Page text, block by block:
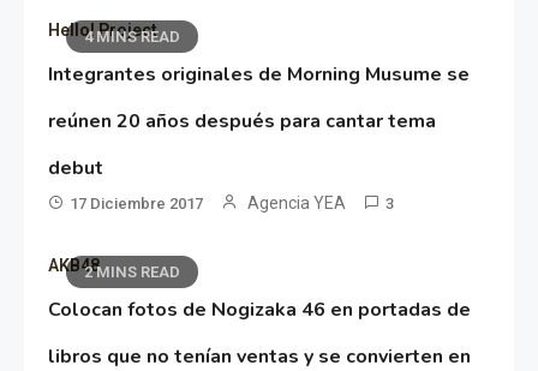
4 MINS READ
Hello! Project
Integrantes originales de Morning Musume se
reúnen 20 años después para cantar tema
debut
17 Diciembre 2017 Agencia YEA 3
2 MINS READ
AKB48
Colocan fotos de Nogizaka 46 en portadas de
libros que no tenían ventas y se convierten en